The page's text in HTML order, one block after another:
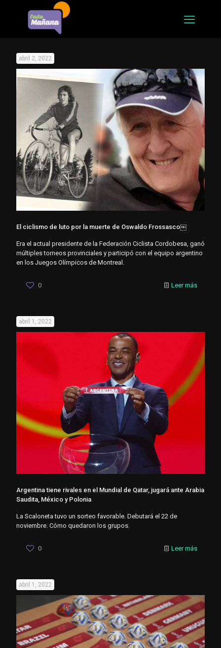
abril 2, 2022
El ciclismo de luto por la muerte de Oswaldo Frossasco￼
Era el actual presidente de la Federación Ciclista Cordobesa, ganó
múltiples torneos provinciales y participó con el equipo argentino
en los Juegos Olímpicos de Montreal.
0 Leer más
abril 1, 2022
Argentina tiene rivales en el Mundial de Qatar, jugará ante Arabia
Saudita, México y Polonia
La Scaloneta tuvo un sorteo favorable. Debutará el 22 de
noviembre. Cómo quedaron los grupos.
0 Leer más
abril 1, 2022